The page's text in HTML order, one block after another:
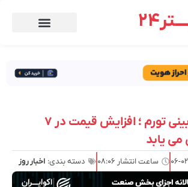
شاخص پیش بینی تورم ؛ افزایش قیمت در ۷
یابد
ساعت انتشار ۰۸:۰۶ دسته بندی: اخبار روز